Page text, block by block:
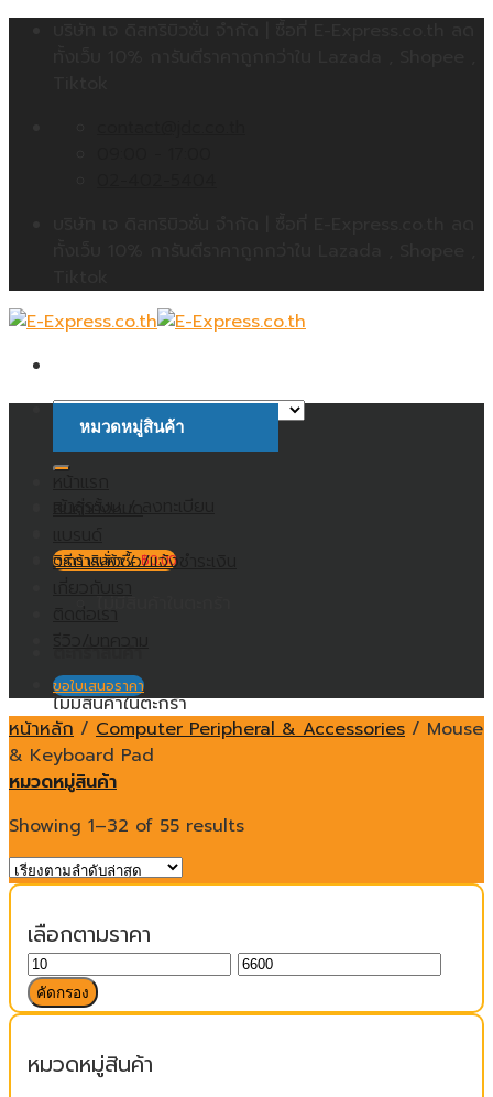
ค้นหา:
ตะกร้าสินค้า /฿0.00
ไม่มีสินค้าในตะกร้า
หมวดหมู่สินค้า
วิธีการสั่งซื้อ/แจ้งชำระเงิน
ติดต่อเรา
ขอใบเสนอราคา
หน้าหลัก / Computer Peripheral & Accessories / Mouse
& Keyboard Pad
หมวดหมู่สินค้า
Showing 1–32 of 55 results
เลือกตามราคา
ราคา
ต่ำ
สุด
ราคา
คัดกรอง
หมวดหมู่สินค้า